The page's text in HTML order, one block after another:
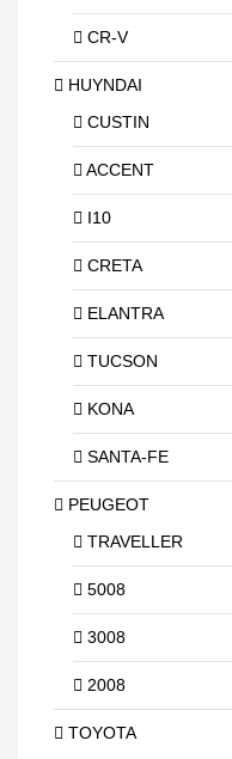
CR-V
HUYNDAI
CUSTIN
ACCENT
I10
CRETA
ELANTRA
TUCSON
KONA
SANTA-FE
PEUGEOT
TRAVELLER
5008
3008
2008
TOYOTA